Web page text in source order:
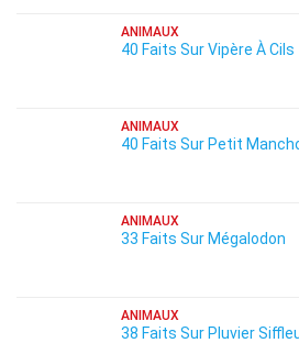
ANIMAUX
40 Faits Sur Vipère À Cils
ANIMAUX
40 Faits Sur Petit
ANIMAUX
33 Faits Sur Mégalodon
ANIMAUX
38 Faits Sur Pluvier